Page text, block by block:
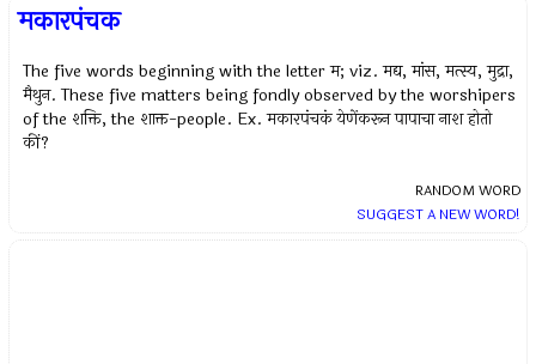
मकारपंचक
The five words beginning with the letter म; viz. मद्य, मांस, मत्स्य, मुद्रा,
मैथुन. These five matters being fondly observed by the worshipers
of the शक्ति, the शाक्त-people. Ex. मकारपंचकं येणेंकरून पापाचा नाश होतो
कीं?
RANDOM WORD
SUGGEST A NEW WORD!